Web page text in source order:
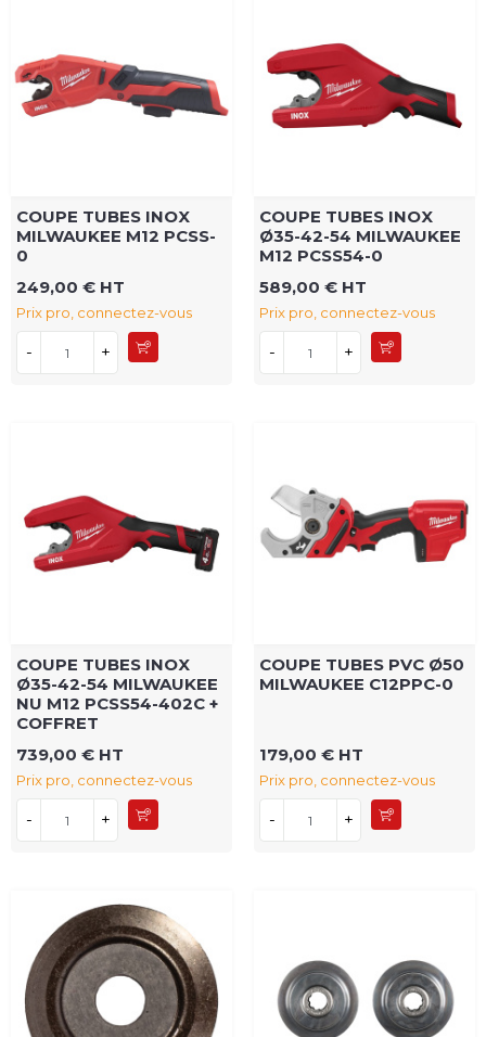
COUPE TUBES INOX
MILWAUKEE M12 PCSS-
0
249,00 € HT
Prix pro, connectez-vous
- +
COUPE TUBES INOX
Ø35-42-54 MILWAUKEE
M12 PCSS54-0
589,00 € HT
Prix pro, connectez-vous
- +
COUPE TUBES INOX
Ø35-42-54 MILWAUKEE
NU M12 PCSS54-402C +
COFFRET
739,00 € HT
Prix pro, connectez-vous
- +
COUPE TUBES PVC Ø50
MILWAUKEE C12PPC-0
179,00 € HT
Prix pro, connectez-vous
- +